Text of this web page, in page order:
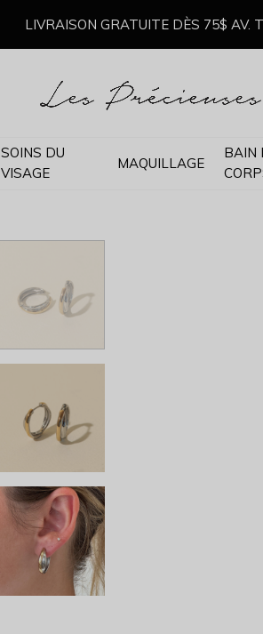
SOINS DU
VISAGE
MAQUILLAGE
BAIN
LIVRAISON GRATUITE DÈS 75$ AV.